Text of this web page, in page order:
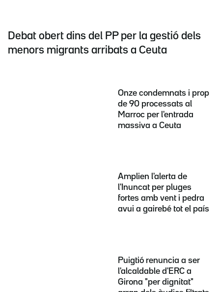
Debat obert dins del PP per la gestió dels
menors migrants arribats a Ceuta
Onze condemnats i prop
de 90 processats al
Marroc per l'entrada
massiva a Ceuta
Amplien l'alerta de
l'Inuncat per pluges
fortes amb vent i pedra
avui a gairebé tot el país
Puigtió renuncia a ser
l'alcaldable d'ERC a
Girona "per dignitat"